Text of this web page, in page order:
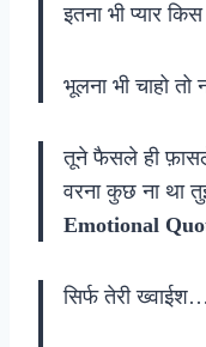
इतना भी प्यार
भूलना भी चाहो
तूने फैसले ही
वरना कुछ ना था
Emotional
सिर्फ तेरी